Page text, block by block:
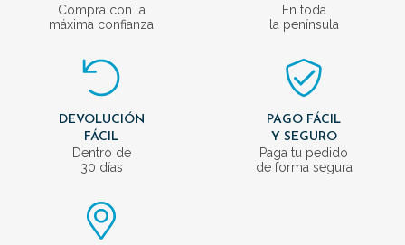
Compra con la
máxima confianza
En toda
la península
DEVOLUCIÓN
FÁCIL
Dentro de
30 días
PAGO FÁCIL
Y SEGURO
Paga tu pedido
de forma segura